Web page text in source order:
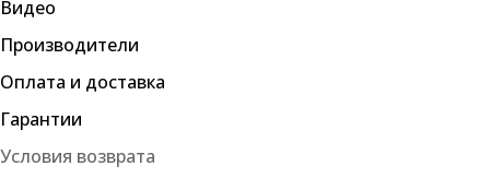
Видео
Производители
Оплата и доставка
Гарантии
Условия возврата